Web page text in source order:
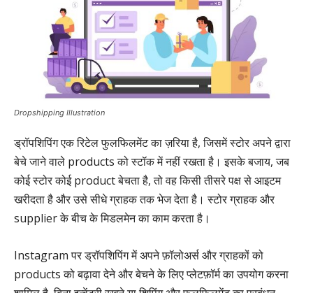
Dropshipping Illustration
ड्रॉपशिपिंग एक रिटेल फुलफिलमेंट का ज़रिया है, जिसमें स्टोर अपने द्वारा
बेचे जाने वाले products को स्टॉक में नहीं रखता है। इसके बजाय, जब
कोई स्टोर कोई product बेचता है, तो वह किसी तीसरे पक्ष से आइटम
खरीदता है और उसे सीधे ग्राहक तक भेज देता है। स्टोर ग्राहक और
supplier के बीच के मिडलमेन का काम करता है।
Instagram पर ड्रॉपशिपिंग में अपने फ़ॉलोअर्स और ग्राहकों को
products को बढ़ावा देने और बेचने के लिए प्लेटफ़ॉर्म का उपयोग करना